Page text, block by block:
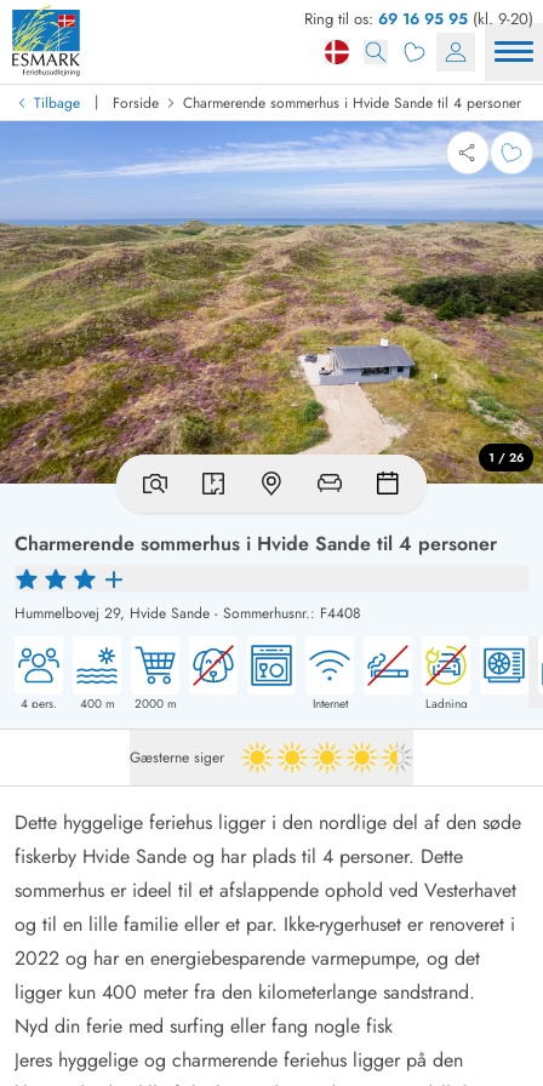
Ring til os: 69 16 95 95 (kl. 9-20)
Tilbage | Forside Charmerende sommerhus i Hvide Sande til 4 personer
Charmerende sommerhus i Hvide Sande til 4 personer
Hummelbovej 29, Hvide Sande - Sommerhusnr.: F4408
4 pers. 400m 2000m Internet Ladning
1 / 26
Gæsterne siger 4.5 ud af 5
Dette hyggelige feriehus ligger i den nordlige del af den søde
fiskerby Hvide Sande og har plads til 4 personer. Dette
sommerhus er ideel til et afslappende ophold ved Vesterhavet
og til en lille familie eller et par. Ikke-rygerhuset er renoveret i
2022 og har en energiebesparende varmepumpe, og det
ligger kun 400 meter fra den kilometerlange sandstrand.
Nyd din ferie med surfing eller fang nogle fisk
Jeres hyggelige og charmerende feriehus ligger på den